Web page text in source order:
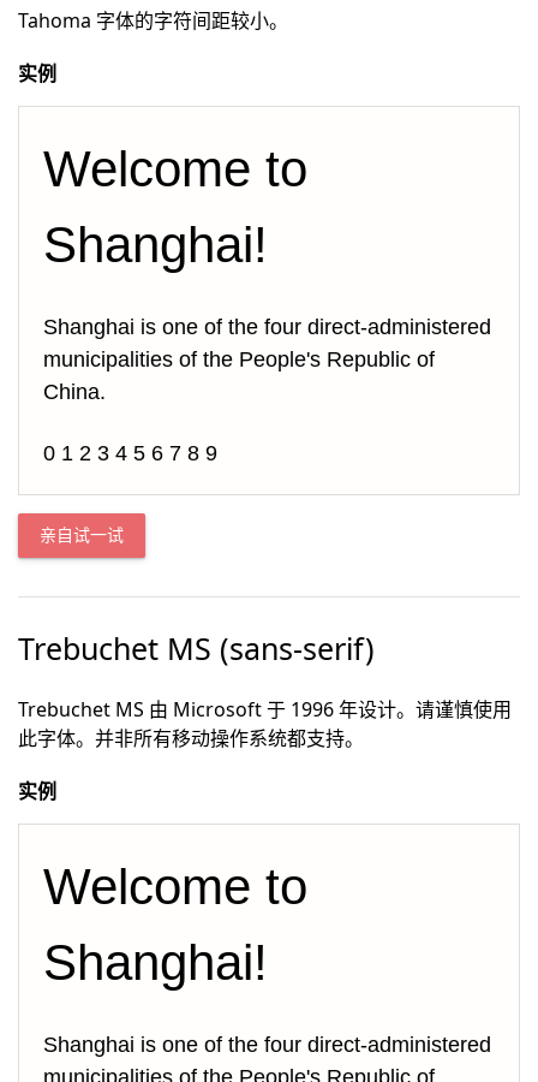
Tahoma 字体的字符间距较小。
实例
Welcome to
Shanghai!
Shanghai is one of the four direct-administered
municipalities of the People's Republic of
China.
0 1 2 3 4 5 6 7 8 9
亲自试一试
Trebuchet MS (sans-serif)
Trebuchet MS 由 Microsoft 于 1996 年设计。请谨慎使用
此字体。并非所有移动操作系统都支持。
实例
Welcome to
Shanghai!
Shanghai is one of the four direct-administered
municipalities of the People's Republic of